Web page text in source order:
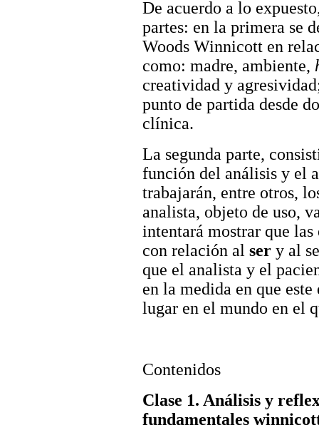
De acuerdo a lo
partes: en la primera se
Woods Winnicott en
como: madre, ambiente,
creatividad y
punto de partida desde
clínica.
La segunda parte,
función del análisis y el
trabajarán, entre otros,
analista, objeto de uso,
intentará mostrar que
con relación al ser y al
que el analista y el
en la medida en que
lugar en el mundo en el
Contenidos
Clase 1. Análisis y
fundamentales